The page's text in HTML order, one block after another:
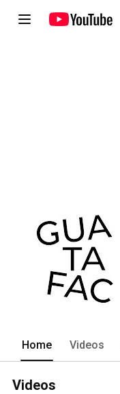
Home Videos
Videos